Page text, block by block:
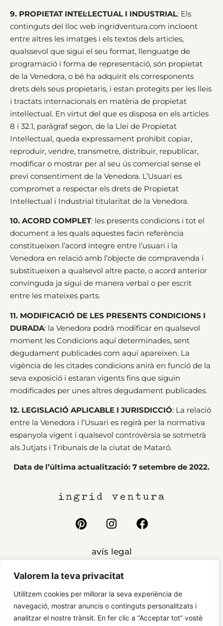
Valorem la teva privacitat
Utilitzem cookies per millorar la seva experiència de
navegació, mostrar anuncis o continguts personalitzats i
analitzar el nostre trànsit. En fer clic a “Acceptar tot” vostè
9. PROPIETAT INTEL·LECTUAL I INDUSTRIAL: Els
continguts del lloc web ingridventura.com incloent
entre altres les imatges i els textos dels articles,
qualssevol que sigui el seu format, llenguatge de
programació i forma de representació, són propietat
de la Venedora, o bé ha adquirit els corresponents
drets dels seus propietaris, i estan protegits per les lleis
i tractats internacionals en matèria de propietat
intel·lectual. En virtut del que es disposa en els articles
8 i 32.1, paràgraf segon, de la Llei de Propietat
Intel·lectual, queda expressament prohibit copiar,
reproduir, vendre, transmetre, distribuir, republicar,
modificar o mostrar per al seu ús comercial sense el
previ consentiment de la Venedora. L’Usuari es
compromet a respectar els drets de Propietat
Intel·lectual i Industrial titularitat de la Venedora.
10. ACORD COMPLET: les presents condicions i tot el
document a les quals aquestes facin referència
constitueixen l’acord íntegre entre l’usuari i la
Venedora en relació amb l’objecte de compravenda i
substitueixen a qualsevol altre pacte, o acord anterior
convinguda ja sigui de manera verbal o per escrit
entre les mateixes parts.
11. MODIFICACIÓ DE LES PRESENTS CONDICIONS I
DURADA: la Venedora podrà modificar en qualsevol
moment les Condicions aquí determinades, sent
degudament publicades com aquí apareixen. La
vigència de les citades condicions anirà en funció de la
seva exposició i estaran vigents fins que siguin
modificades per unes altres degudament publicades.
12. LEGISLACIÓ APLICABLE I JURISDICCIÓ: La relació
entre la Venedora i l’Usuari es regirà per la normativa
espanyola vigent i qualsevol controvèrsia se sotmetrà
als Jutjats i Tribunals de la ciutat de Mataró.
Data de l’última actualització: 7 setembre de 2022.
avís legal
privacitat